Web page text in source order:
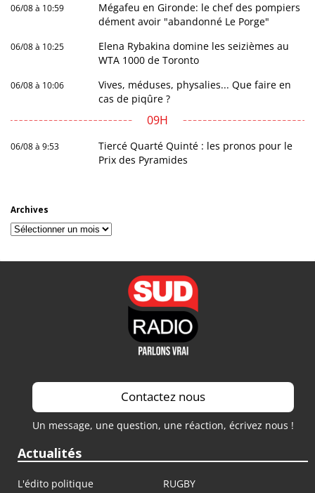
06/08 à 10:59
Mégafeu en Gironde: le chef des pompiers
dément avoir "abandonné Le Porge"
06/08 à 10:25
Elena Rybakina domine les seizièmes au
WTA 1000 de Toronto
06/08 à 10:06
Vives, méduses, physalies... Que faire en
cas de piqûre ?
09H
06/08 à 9:53
Tiercé Quarté Quinté : les pronos pour le
Prix des Pyramides
Archives
Archives
Contactez nous
Un message, une question, une réaction, écrivez nous !
Actualités
L'édito politique
RUGBY